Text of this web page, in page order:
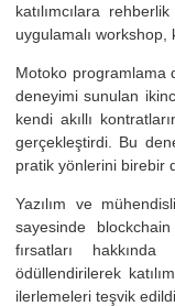
katılımcılara
uygulamalı workshop,
Motoko programlama
deneyimi sunulan
kendi akıllı
gerçekleştirdi. Bu
pratik yönlerini birebir
Yazılım ve
sayesinde
fırsatları
ödüllendirilerek
ilerlemeleri teşvik edildi.